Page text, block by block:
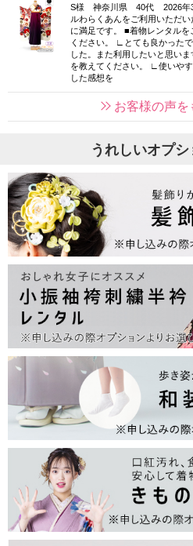
S様 神奈川県 40代 2026年3
ルわらくあんをご利用いただ
に満足です。 ■着物レンタル
ください。 ∟とても良かった
した。また利用したいと思い
を教えてください。 ∟使いや
した感想を
お客様の声を
うれしいオプ